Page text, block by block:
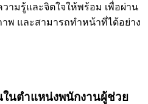
ามรู้และจิตใจให้พร้อม เพื่อผ่าน
พ และสามารถทำหน้าที่ได้อย่าง
นตำแหน่งพนักงานผู้ช่วย